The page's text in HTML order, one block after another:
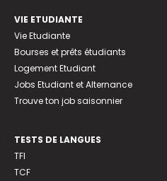
VIE ETUDIANTE
Vie Etudiante
Bourses et prêts étudiants
Logement Etudiant
Jobs Etudiant et Alternance
Trouve ton job saisonnier
TESTS DE LANGUES
TFI
TCF